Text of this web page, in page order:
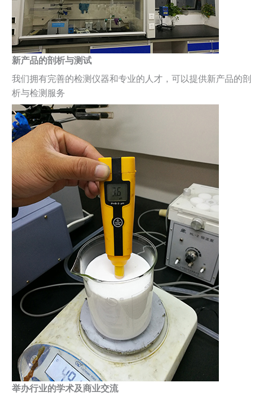
新产品的剖析与测试
我们拥有完善的检测仪器和专业的人才，可以提供新产品的剖
析与检测服务
举办行业的学术及商业交流